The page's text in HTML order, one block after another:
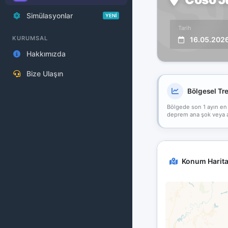
Simülasyonlar YENİ
KURUMSAL
Hakkımızda
Bize Ulaşın
Tarih
Bölgesel
Bölgede son 1 ayın
deprem ana şok veya
Konum